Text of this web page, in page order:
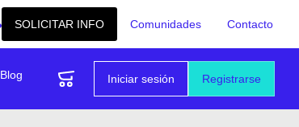
SOLICITAR INFO Comunidades Contacto
Registrarse
Iniciar sesión
Blog